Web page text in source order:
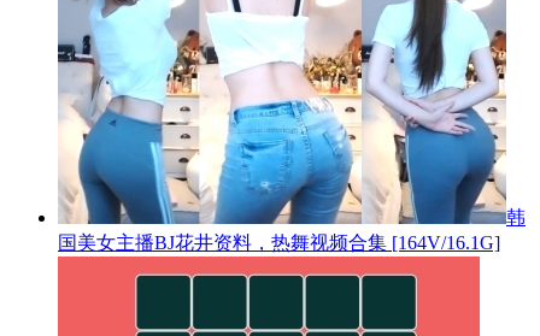
韩
国美女主播BJ花井资料，热舞视频合集 [164V/16.1G]